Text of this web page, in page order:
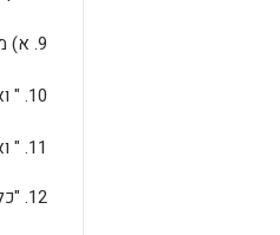
9. א) מדוע אסור לאכול חזיר ? ב) מה משמעות השם חזיר ?
10. " ואת החסידה למינה" עיין ברש"י וענה: א. מדוע נקרא שמה חסידה? ב . למה היא טמאה ?
11. " ואת הדוכיפת" . מיהי הדוכיפת ?
12. "כל הולך על גחון לא תאכלו". באיזה מקום אחר בתורה נזכרת המילה גחון?